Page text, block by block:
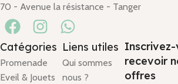
70 - Avenue la résistance - Tanger
Catégories
Promenade
Eveil & Jouets
Liens utiles
Qui sommes
nous ?
recevoir
offres